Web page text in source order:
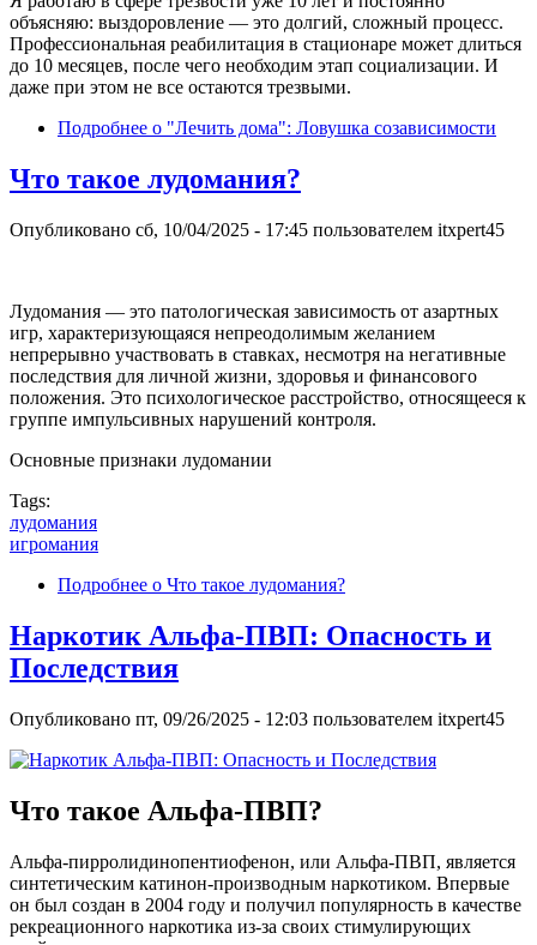
объясняю: выздоровление — это долгий, сложный процесс.
Профессиональная реабилитация в стационаре может длиться
до 10 месяцев, после чего необходим этап социализации. И
даже при этом не все остаются трезвыми.
Подробнее о "Лечить дома": Ловушка созависимости
Что такое лудомания?
Опубликовано сб, 10/04/2025 - 17:45 пользователем itxpert45
Лудомания — это патологическая зависимость от азартных
игр, характеризующаяся непреодолимым желанием
непрерывно участвовать в ставках, несмотря на негативные
последствия для личной жизни, здоровья и финансового
положения. Это психологическое расстройство, относящееся к
группе импульсивных нарушений контроля.
Основные признаки лудомании
Tags:
лудомания
игромания
Подробнее о Что такое лудомания?
Наркотик Альфа-ПВП: Опасность и
Последствия
Опубликовано пт, 09/26/2025 - 12:03 пользователем itxpert45
Что такое Альфа-ПВП?
Альфа-пирролидинопентиофенон, или Альфа-ПВП, является
синтетическим катинон-производным наркотиком. Впервые
он был создан в 2004 году и получил популярность в качестве
рекреационного наркотика из-за своих стимулирующих